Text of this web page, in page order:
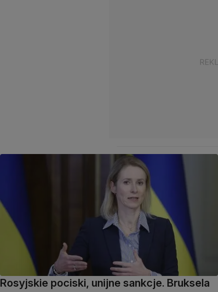
Rosyjskie pociski, unijne sankcje. Bruksela